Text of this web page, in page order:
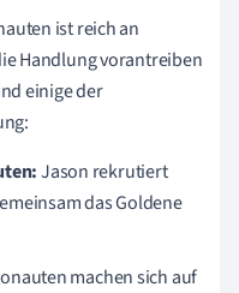
ist reich an
Handlung vorantreiben
einige der
Jason rekrutiert
das Goldene
machen sich auf